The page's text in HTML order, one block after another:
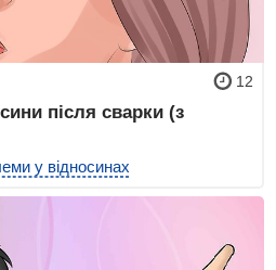
12
після сварки (з
у відносинах